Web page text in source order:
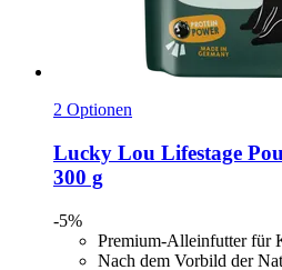
2 Optionen
Lucky Lou Lifestage
300 g
-5%
Premium-Alleinfutter für
Nach dem Vorbild der